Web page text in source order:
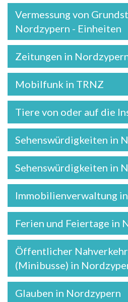
Vermessung von
Nordzypern - Einheiten
Zeitungen in
Mobilfunk in TRNZ
Tiere von oder auf die
Sehenswürdigkeiten in
Sehenswürdigkeiten in
Immobilienverwaltung
Ferien und Feiertage in
Öffentlicher
(Minibusse) in
Glauben in Nordzypern